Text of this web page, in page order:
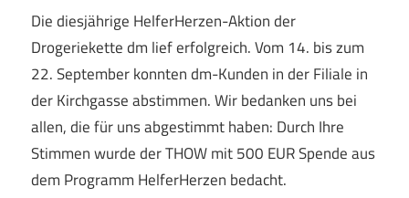
Die diesjährige HelferHerzen-Aktion der
Drogeriekette dm lief erfolgreich. Vom 14. bis zum
22. September konnten dm-Kunden in der Filiale in
der Kirchgasse abstimmen. Wir bedanken uns bei
allen, die für uns abgestimmt haben: Durch Ihre
Stimmen wurde der THOW mit 500 EUR Spende aus
dem Programm HelferHerzen bedacht.